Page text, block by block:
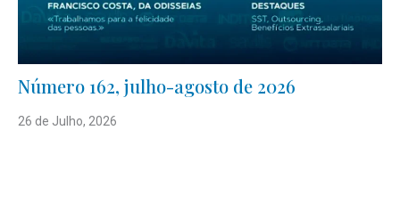
Número 162, julho-agosto de 2026
26 de Julho, 2026